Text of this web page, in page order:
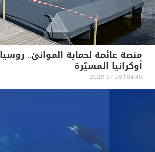
منصة عائمة لحماية الموانئ..
أوكرانيا المسيّرة
04:45 | 2026-07-26